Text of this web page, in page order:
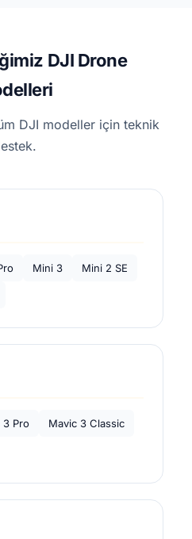
DJI Drone
DJI modeller için teknik
Mini 3 Mini 2 SE
3 Pro Mavic 3 Classic